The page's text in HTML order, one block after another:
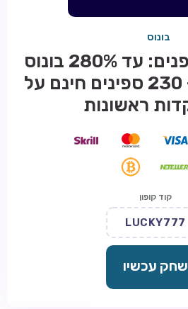
בונוס
חבילת קבלת פנים: עד 280% בונוס
עד €2,200 + 230 ספינים חינם על
קוד קופון
LUCKY777
שחק עכשיו